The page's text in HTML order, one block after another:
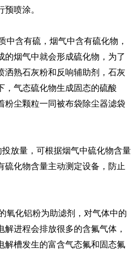
喷涂。
含有硫，烟气中含有硫化物，
的烟气中就会形成硫化物，为了
洒熟石灰粉和反响辅助剂，石灰
，气态硫化物生成固态的硫酸
粉尘颗粒一同被布袋除尘器滤袋
放量，可根据烟气中硫化物含量
硫化物含量主动测定设备，防止
化铝粉为助滤剂，对气体中的
解进程会排放很多的含氟气体，
解槽发生的富含气态氟和固态氟